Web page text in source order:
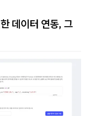
데이터 연동, 그